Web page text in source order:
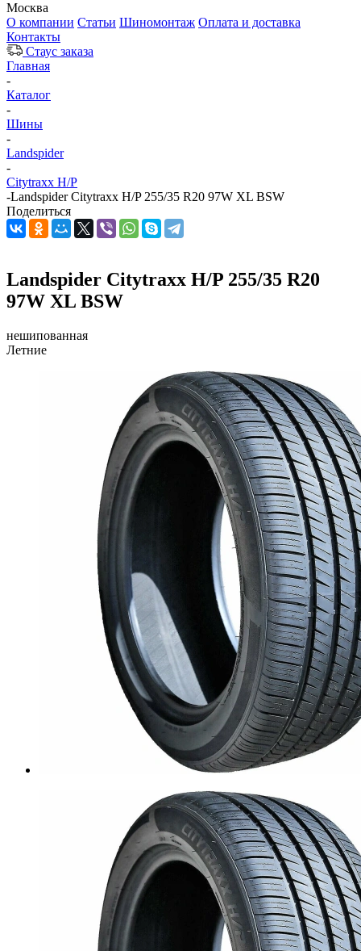
Москва
О компании Статьи Шиномонтаж Оплата и доставка
Контакты
Стаус заказа
Главная
-
Каталог
-
Шины
-
Landspider
-
Citytraxx H/P
-Landspider Citytraxx H/P 255/35 R20 97W XL BSW
Поделиться
Landspider Citytraxx H/P 255/35 R20
97W XL BSW
нешипованная
Летние